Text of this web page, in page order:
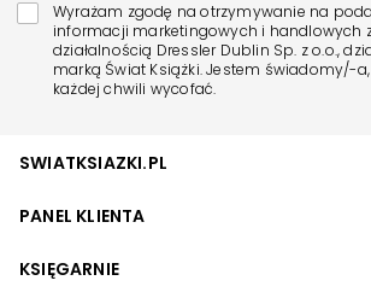
Wyrażam zgodę na otrzymywanie na
informacji marketingowych i handlowych
działalnością Dressler Dublin Sp. z o.o.,
marką Świat Książki. Jestem świadomy/-
każdej chwili wycofać.
SWIATKSIAZKI.PL
PANEL KLIENTA
KSIĘGARNIE